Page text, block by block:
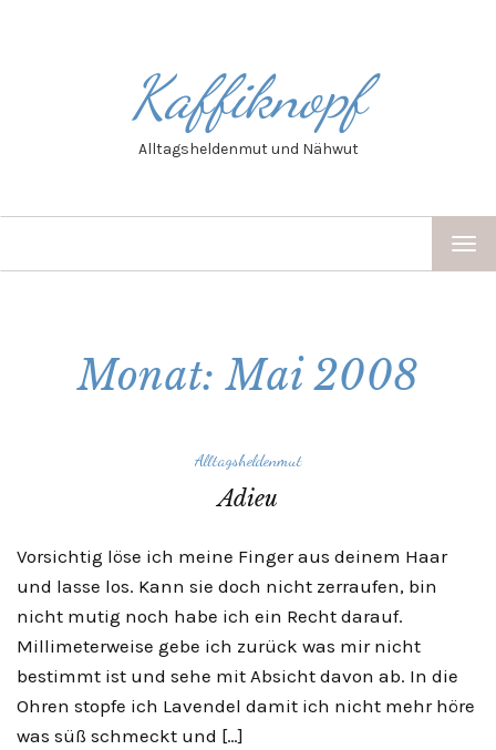
Kaffiknopf
Alltagsheldenmut und Nähwut
Monat: Mai 2008
Alltagsheldenmut
Adieu
Vorsichtig löse ich meine Finger aus deinem Haar
und lasse los. Kann sie doch nicht zerraufen, bin
nicht mutig noch habe ich ein Recht darauf.
Millimeterweise gebe ich zurück was mir nicht
bestimmt ist und sehe mit Absicht davon ab. In die
Ohren stopfe ich Lavendel damit ich nicht mehr höre
was süß schmeckt und […]